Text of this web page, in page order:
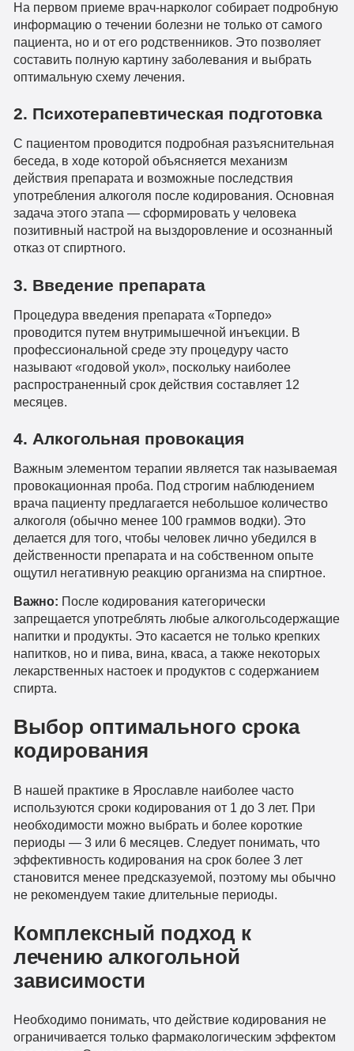
На первом приеме врач-нарколог собирает подробную
информацию о течении болезни не только от самого
пациента, но и от его родственников. Это позволяет
составить полную картину заболевания и выбрать
оптимальную схему лечения.
2. Психотерапевтическая подготовка
С пациентом проводится подробная разъяснительная
беседа, в ходе которой объясняется механизм
действия препарата и возможные последствия
употребления алкоголя после кодирования. Основная
задача этого этапа — сформировать у человека
позитивный настрой на выздоровление и осознанный
отказ от спиртного.
3. Введение препарата
Процедура введения препарата «Торпедо»
проводится путем внутримышечной инъекции. В
профессиональной среде эту процедуру часто
называют «годовой укол», поскольку наиболее
распространенный срок действия составляет 12
месяцев.
4. Алкогольная провокация
Важным элементом терапии является так называемая
провокационная проба. Под строгим наблюдением
врача пациенту предлагается небольшое количество
алкоголя (обычно менее 100 граммов водки). Это
делается для того, чтобы человек лично убедился в
действенности препарата и на собственном опыте
ощутил негативную реакцию организма на спиртное.
Важно: После кодирования категорически
запрещается употреблять любые алкогольсодержащие
напитки и продукты. Это касается не только крепких
напитков, но и пива, вина, кваса, а также некоторых
лекарственных настоек и продуктов с содержанием
спирта.
Выбор оптимального срока
кодирования
В нашей практике в Ярославле наиболее часто
используются сроки кодирования от 1 до 3 лет. При
необходимости можно выбрать и более короткие
периоды — 3 или 6 месяцев. Следует понимать, что
эффективность кодирования на срок более 3 лет
становится менее предсказуемой, поэтому мы обычно
не рекомендуем такие длительные периоды.
Комплексный подход к
лечению алкогольной
зависимости
Необходимо понимать, что действие кодирования не
ограничивается только фармакологическим эффектом